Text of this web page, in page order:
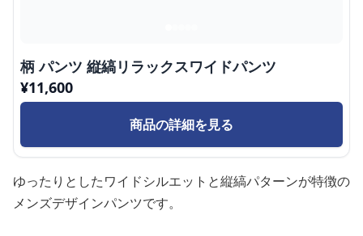
柄 パンツ 縦縞リラックスワイドパンツ
¥11,600
商品の詳細を見る
ゆったりとしたワイドシルエットと縦縞パターンが特徴の
メンズデザインパンツです。